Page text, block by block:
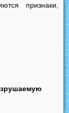
признаки,